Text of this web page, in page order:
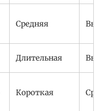
Средняя
Длительная
Короткая